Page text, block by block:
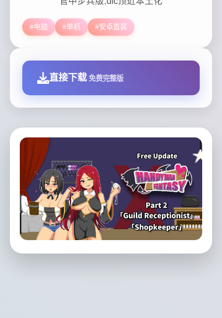
#电脑 #单机 #安卓直装
直接下载 免费完整版